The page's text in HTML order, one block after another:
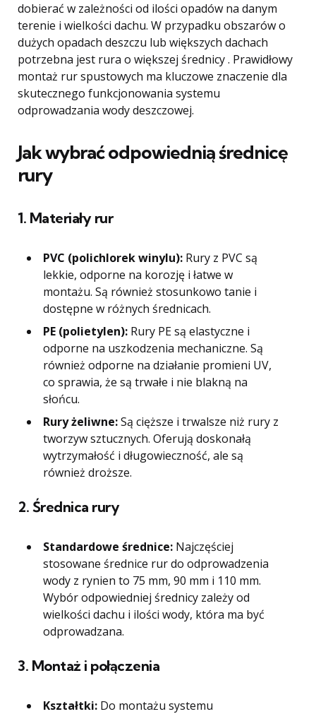
dobierać w zależności od ilości opadów na danym
terenie i wielkości dachu. W przypadku obszarów o
dużych opadach deszczu lub większych dachach
potrzebna jest rura o większej średnicy . Prawidłowy
montaż rur spustowych ma kluczowe znaczenie dla
skutecznego funkcjonowania systemu
odprowadzania wody deszczowej.
Jak wybrać odpowiednią średnicę
rury
1. Materiały rur
PVC (polichlorek winylu): Rury z PVC są
lekkie, odporne na korozję i łatwe w
montażu. Są również stosunkowo tanie i
dostępne w różnych średnicach.
PE (polietylen): Rury PE są elastyczne i
odporne na uszkodzenia mechaniczne. Są
również odporne na działanie promieni UV,
co sprawia, że są trwałe i nie blakną na
słońcu.
Rury żeliwne:Są cięższe i trwalsze niż rury z
tworzyw sztucznych. Oferują doskonałą
wytrzymałość i długowieczność, ale są
również droższe.
2. Średnica rury
Standardowe średnice: Najczęściej
stosowane średnice rur do odprowadzenia
wody z rynien to 75 mm, 90 mm i 110 mm.
Wybór odpowiedniej średnicy zależy od
wielkości dachu i ilości wody, która ma być
odprowadzana.
3. Montaż i połączenia
Kształtki: Do montażu systemu